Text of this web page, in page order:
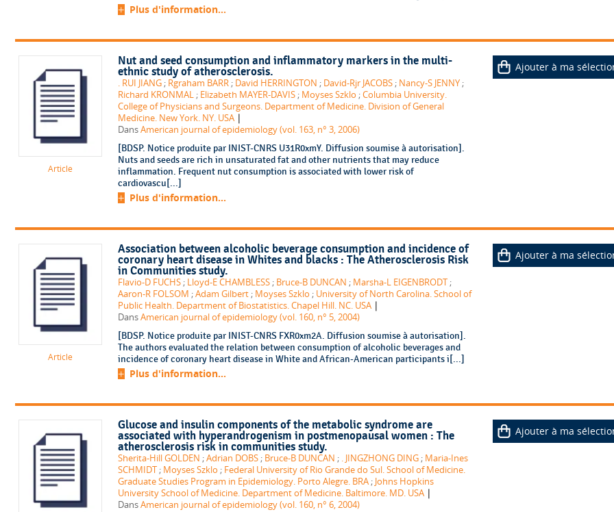
Plus d'information...
Article
Nut and seed consumption and inflammatory markers in the multi-
ethnic study of atherosclerosis.
. RUI JIANG ; Rgraham BARR ; David HERRINGTON ; David-Rjr JACOBS ; Nancy-S JENNY ;
Richard KRONMAL ; Elizabeth MAYER-DAVIS ; Moyses Szklo ;Columbia University.
College of Physicians and Surgeons. Department of Medicine. Division of General
Medicine. New York. NY. USA |
DansAmerican journal of epidemiology (vol. 163, n° 3, 2006)
[BDSP. Notice produite par INIST-CNRS U31R0xmY. Diffusion soumise à autorisation].
Nuts and seeds are rich in unsaturated fat and other nutrients that may reduce
inflammation. Frequent nut consumption is associated with lower risk of
cardiovascu[...]
Plus d'information...
Ajouter à ma
Article
Association between alcoholic beverage consumption and incidence of
coronary heart disease in Whites and blacks : The Atherosclerosis Risk
in Communities study.
Flavio-D FUCHS ; Lloyd-E CHAMBLESS ; Bruce-B DUNCAN ; Marsha-L EIGENBRODT ;
Aaron-R FOLSOM ;Adam Gilbert ; Moyses Szklo ; University of North Carolina. School of
Public Health. Department of Biostatistics. Chapel Hill. NC. USA |
DansAmerican journal of epidemiology (vol. 160, n° 5, 2004)
[BDSP. Notice produite par INIST-CNRS FXR0xm2A. Diffusion soumise à autorisation].
The authors evaluated the relation between consumption of alcoholic beverages and
incidence of coronary heart disease in White and African-American participants i[...]
Plus d'information...
Ajouter à ma
Glucose and insulin components of the metabolic syndrome are
associated with hyperandrogenism in postmenopausal women : The
atherosclerosis risk in communities study.
Sherita-Hill GOLDEN ;Adrian DOBS ; Bruce-B DUNCAN ; . JINGZHONG DING ; Maria-Ines
SCHMIDT ; Moyses Szklo ; Federal University of Rio Grande do Sul. School of Medicine.
Graduate Studies Program in Epidemiology. Porto Alegre. BRA ; Johns Hopkins
University School of Medicine. Department of Medicine. Baltimore. MD. USA |
DansAmerican journal of epidemiology (vol. 160, n° 6, 2004)
Ajouter à ma